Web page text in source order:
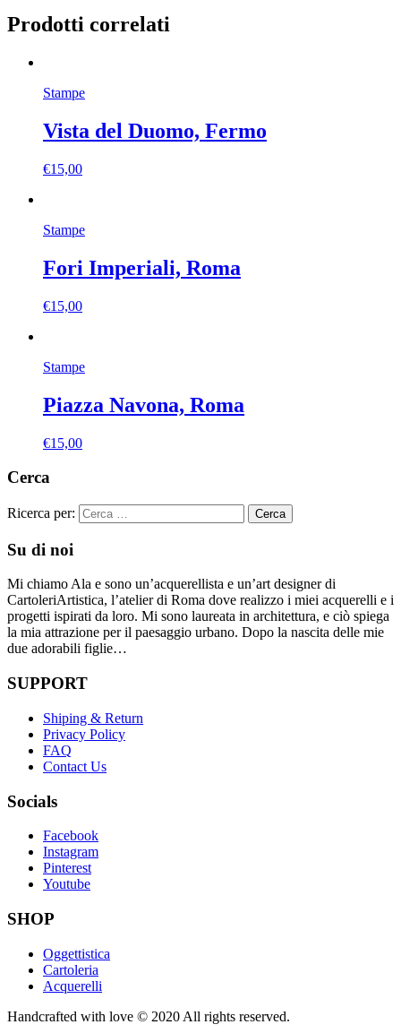
Prodotti correlati
Stampe
Vista del Duomo, Fermo
€15,00
Stampe
Fori Imperiali, Roma
€15,00
Stampe
Piazza Navona, Roma
€15,00
Cerca
Ricerca per:
Su di noi
Mi chiamo Ala e sono un’acquerellista e un’art designer di
CartoleriArtistica, l’atelier di Roma dove realizzo i miei acquerelli e i
progetti ispirati da loro. Mi sono laureata in architettura, e ciò spiega
la mia attrazione per il paesaggio urbano. Dopo la nascita delle mie
due adorabili figlie…
SUPPORT
Shiping & Return
Privacy Policy
FAQ
Contact Us
Socials
Facebook
Instagram
Pinterest
Youtube
SHOP
Oggettistica
Cartoleria
Acquerelli
Handcrafted with love © 2020 All rights reserved.